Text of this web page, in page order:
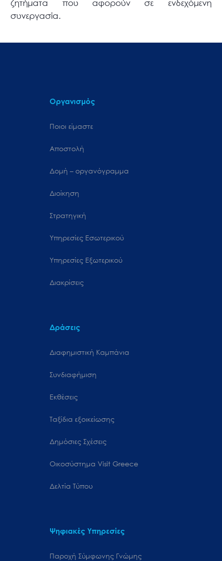
ζητήματα που αφορούν σε ενδεχόμενη
συνεργασία.
Οργανισμός
Ποιοι είμαστε
Αποστολή
Δομή – οργανόγραμμα
Διοίκηση
Στρατηγική
Υπηρεσίες Εσωτερικού
Υπηρεσίες Εξωτερικού
Διακρίσεις
Δράσεις
Διαφημιστική Καμπάνια
Συνδιαφήμιση
Εκθέσεις
Ταξίδια εξοικείωσης
Δημόσιες Σχέσεις
Oικοσύστημα Visit Greece
Δελτία Τύπου
Ψηφιακές Υπηρεσίες
Παροχή Σύμφωνης Γνώμης